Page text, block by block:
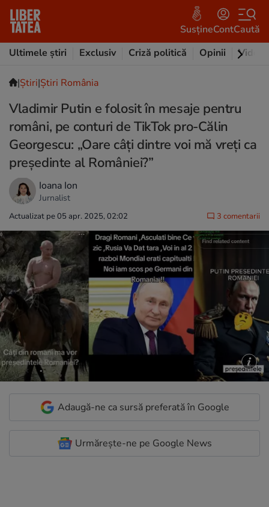
SusțineContCaută
Ultimele știri
Exclusiv Criză politică Opinii Video
|Ştiri|Știri România
Vladimir Putin e folosit în mesaje pentru
români, pe conturi de TikTok pro-Călin
Georgescu: „Oare câți dintre voi mă vreți ca
președinte al României?”
Ioana Ion
Jurnalist
Actualizat pe 05 apr. 2025, 02:02 3 comentarii
Adaugă-ne ca sursă preferată în Google
Urmărește-ne pe Google News